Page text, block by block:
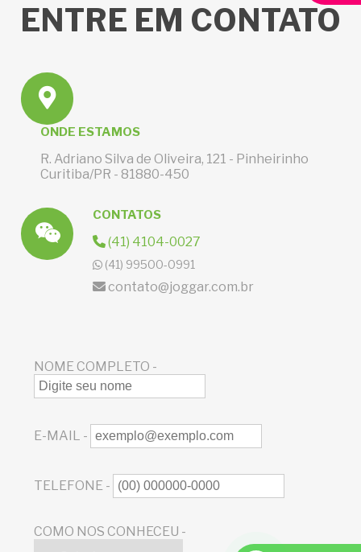
ENTRE EM CONTATO
ONDE ESTAMOS
R. Adriano Silva de Oliveira, 121 - Pinheirinho
Curitiba/PR - 81880-450
CONTATOS
(41) 4104-0027
(41) 99500-0991
contato@joggar.com.br
NOME COMPLETO -
E-MAIL -
TELEFONE -
COMO NOS CONHECEU -